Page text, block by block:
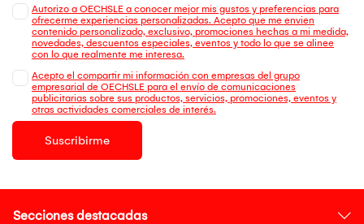
Autorizo a OECHSLE a conocer mejor mis gustos y preferencias para
ofrecerme experiencias personalizadas. Acepto que me envien
contenido personalizado, exclusivo, promociones hechas a mi medida,
novedades, descuentos especiales, eventos y todo lo que se alinee
con lo que realmente me interesa.
Acepto el compartir mi información con empresas del grupo
empresarial de OECHSLE para el envío de comunicaciones
publicitarias sobre sus productos, servicios, promociones, eventos y
otras actividades comerciales de interés.
Suscribirme
Secciones destacadas